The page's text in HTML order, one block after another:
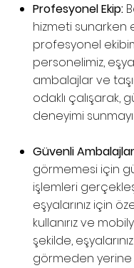
Profesyonel Ekip:
hizmeti sunarken
profesyonel
personelimiz,
ambalajlar ve
odaklı çalışarak,
deneyimi
Güvenli
görmemesi için
işlemleri
eşyalarınız için
kullanırız ve
şekilde,
görmeden yerine